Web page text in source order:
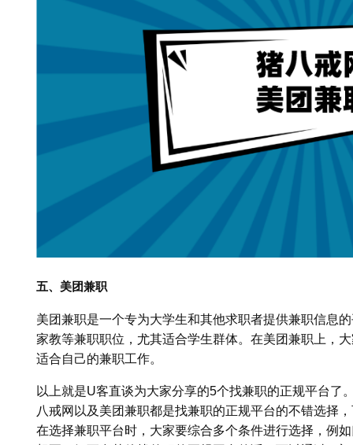
五、美团兼职
美团兼职是一个专为大学生和其他求职者提供兼职信息
家教等兼职职位，尤其适合学生群体。在美团兼职上，
适合自己的兼职工作。
以上就是U客直谈为大家分享的5个找兼职的正规平台了
八戒网以及美团兼职都是找兼职的正规平台的不错选择
在选择兼职平台时，大家要综合多个条件进行选择，例